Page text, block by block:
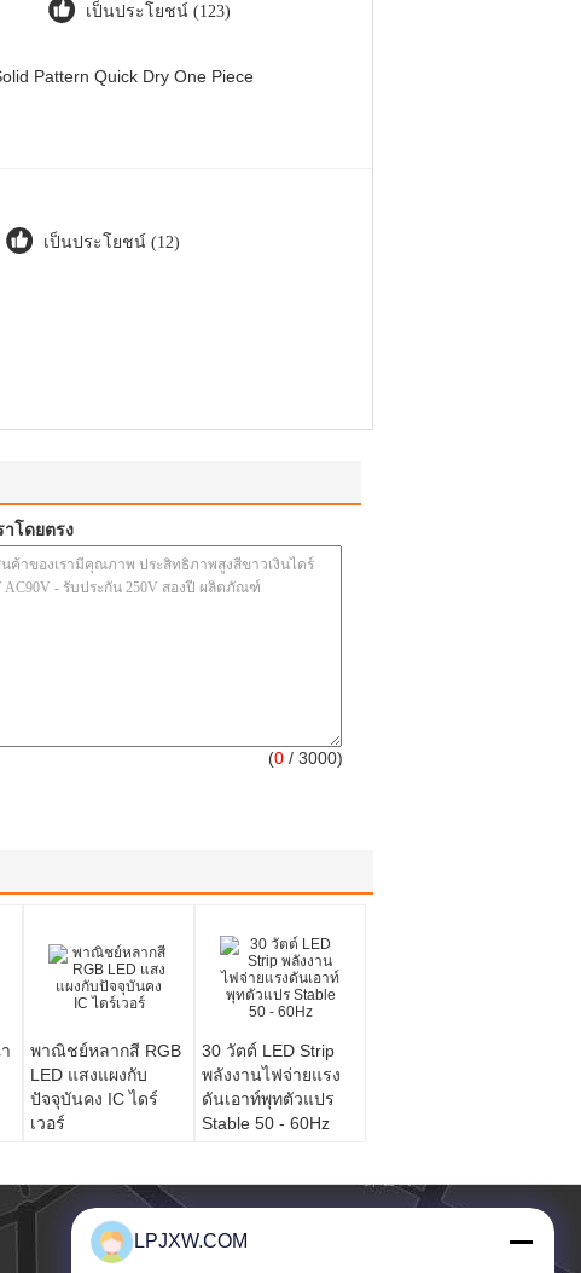
เป็นประโยชน์ (123)
Pattern Quick Dry One Piece
เป็นประโยชน์ (12)
โดยตรง
(0 / 3000)
พาณิชย์หลากสี RGB
LED แสงแผงกับ
ปัจจุบันคง IC ไดร์
เวอร์
30 วัตต์ LED Strip
พลังงานไฟจ่ายแรง
ดันเอาท์พุทตัวแปร
Stable 50 - 60Hz
LPJXW.COM